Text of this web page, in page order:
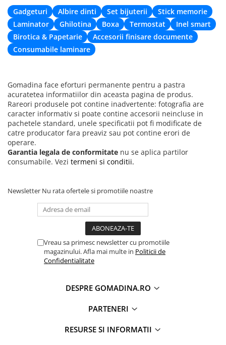
Gadgeturi Albire dinti Set bijuterii
Stick memorie
Laminator
Ghilotina Boxa Termostat
Inel smart
Birotica & Papetarie
Accesorii finisare documente
Consumabile laminare
Gomadina face eforturi permanente pentru a pastra
acuratetea informatiilor din aceasta pagina de produs.
Rareori produsele pot contine inadvertente: fotografia are
caracter informativ si poate contine accesorii neincluse in
pachetele standard, unele specificatii pot fi modificate de
catre producator fara preaviz sau pot contine erori de
operare.
Garantia legala de conformitate nu se aplica partilor
consumabile. Vezi termeni si conditii.
Newsletter Nu rata ofertele si promotiile noastre
Vreau sa primesc newsletter cu promotiile
magazinului. Afla mai multe in Politicii de
Confidentialitate
DESPRE GOMADINA.RO
PARTENERI
RESURSE SI INFORMATII